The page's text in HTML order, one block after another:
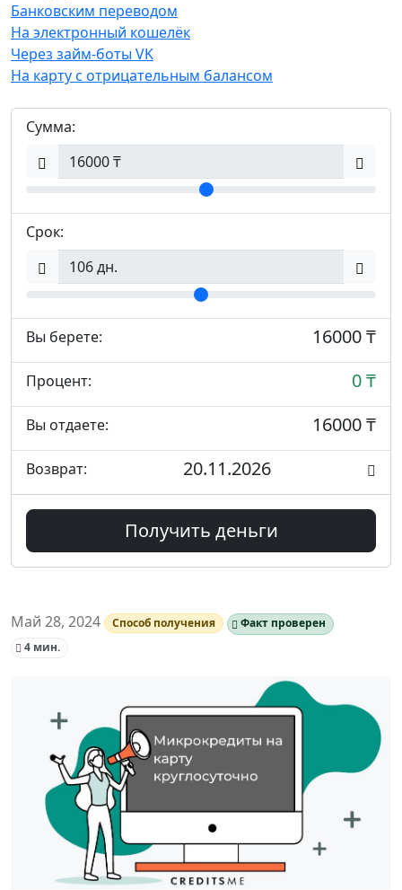
Банковским переводом
На электронный кошелёк
Через займ-боты VK
На карту с отрицательным балансом
Сумма:
Срок:
Вы берете: 16000 ₸
Процент: 0 ₸
Вы отдаете: 16000 ₸
Возврат: 20.11.2026
Получить деньги
Май 28, 2024 Способ получения
Факт проверен
4 мин.